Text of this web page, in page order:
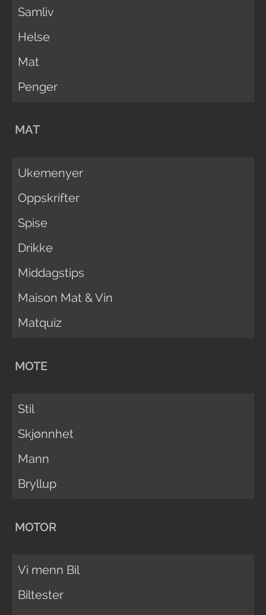
Samliv
Helse
Mat
Penger
MAT
Ukemenyer
Oppskrifter
Spise
Drikke
Middagstips
Maison Mat & Vin
Matquiz
MOTE
Stil
Skjønnhet
Mann
Bryllup
MOTOR
Vi menn Bil
Biltester